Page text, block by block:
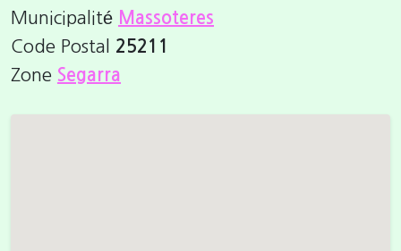
Municipalité Massoteres
Code Postal 25211
Zone Segarra